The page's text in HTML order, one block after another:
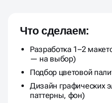
Что сделаем:
Разработка 1–2
— на выбор)
Подбор цветовой
Дизайн графических
паттерны, фон)